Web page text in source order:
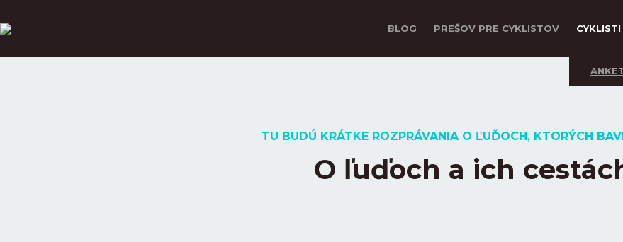
BLOG PREŠOV PRE CYKLISTOV CYKLISTI
TU BUDÚ KRÁTKE ROZPRÁVANIA O ĽUĎOCH, KTORÝCH
O ľuďoch a ich